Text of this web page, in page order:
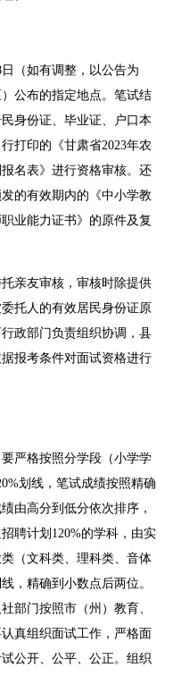
（如有调整，以公告为
公布的指定地点。笔试结
身份证、毕业证、户口本
打印的《甘肃省2023年农
名表》进行资格审核。还
的有效期内的《中小学教
业能力证书》的原件及复
亲友审核，审核时除提供
托人的有效居民身份证原
政部门负责组织协调，县
报考条件对面试资格进行
严格按照分学段（小学学
划线，笔试成绩按照精确
由高分到低分依次排序，
聘计划120%的学科，由实
（文科类、理科类、音体
，精确到小数点后两位。
部门按照市（州）教育、
真组织面试工作，严格面
公开、公平、公正。组织